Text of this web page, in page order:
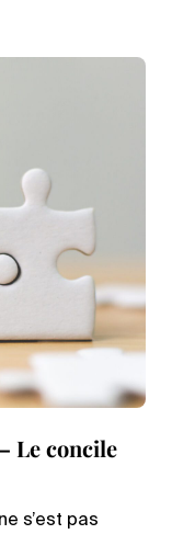
Le concile
s’est pas